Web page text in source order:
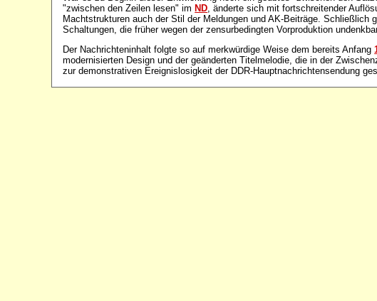
"zwischen den Zeilen lesen" imND , änderte sich mit fortschreitender
Machtstrukturen auch der Stil der Meldungen und AK-Beiträge. Schließlich
Schaltungen, die früher wegen der zensurbedingten Vorproduktion
Der Nachrichteninhalt folgte so auf merkwürdige Weise dem bereits Anfang
modernisierten Design und der geänderten Titelmelodie, die in der
zur demonstrativen Ereignislosigkeit der DDR-Hauptnachrichtensendung